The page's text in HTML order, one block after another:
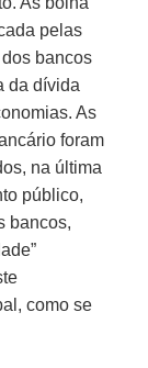
pelas
bancos
da dívida
As
foram
na última
público,
bancos,
como se